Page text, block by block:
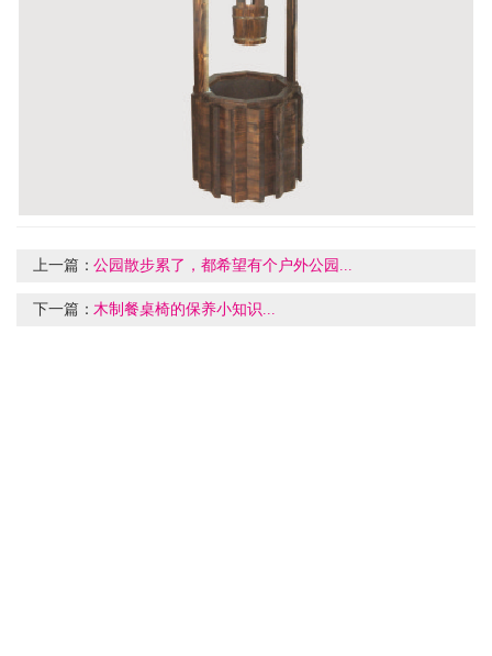
上一篇：公园散步累了，都希望有个户外公园...
下一篇： 木制餐桌椅的保养小知识...